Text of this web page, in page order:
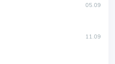
05.09
11.09